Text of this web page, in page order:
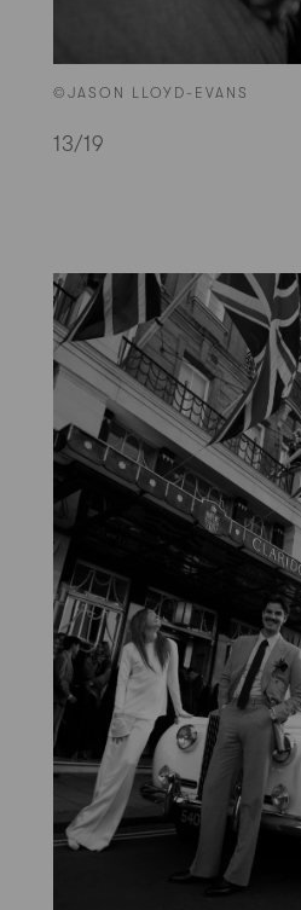
©JASON LLOYD-EVANS
13/19